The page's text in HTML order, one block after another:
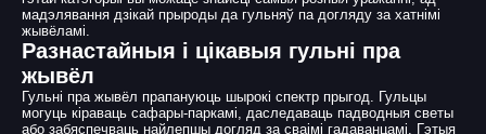
мадэлявання дзікай прыроды да гульняў па догляду за хатнімі
жывёламі.
Разнастайныя і цікавыя гульні пра
жывёл
Гульні пра жывёл прапануюць шырокі спектр прыгод. Гульцы
могуць кіраваць сафары-паркамі, даследаваць падводныя светы
або забяспечваць найлепшы догляд за сваімі гадаванцамі. Гэтыя